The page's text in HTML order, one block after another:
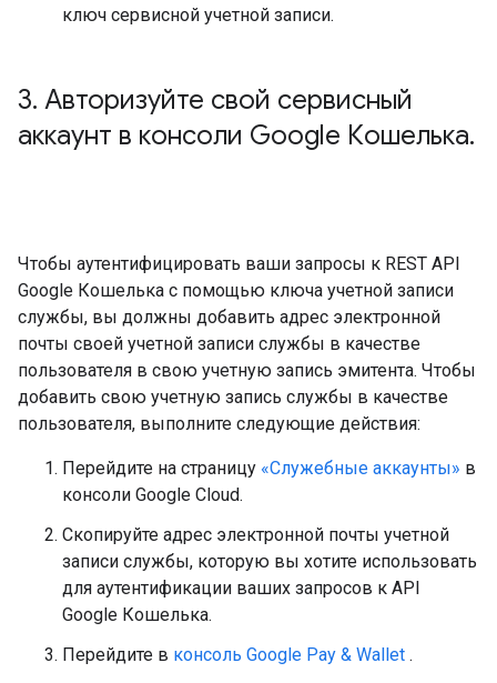
ключ сервисной учетной записи.
3. Авторизуйте свой сервисный
аккаунт в консоли Google Кошелька.
Чтобы аутентифицировать ваши запросы к REST API
Google Кошелька с помощью ключа учетной записи
службы, вы должны добавить адрес электронной
почты своей учетной записи службы в качестве
пользователя в свою учетную запись эмитента. Чтобы
добавить свою учетную запись службы в качестве
пользователя, выполните следующие действия:
Перейдите на страницу «Служебные аккаунты» в
консоли Google Cloud.
Скопируйте адрес электронной почты учетной
записи службы, которую вы хотите использовать
для аутентификации ваших запросов к API
Google Кошелька.
Перейдите в консоль Google Pay & Wallet .